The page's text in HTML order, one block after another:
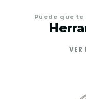
Puede que
VER